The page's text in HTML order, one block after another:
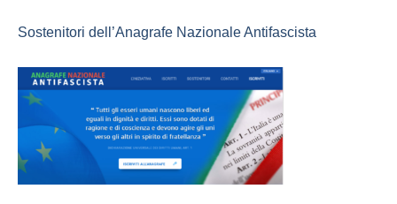
Sostenitori dell’Anagrafe Nazionale Antifascista